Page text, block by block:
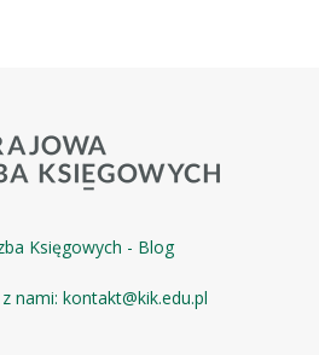
Księgowych - Blog
z nami:kontakt@kik.edu.pl